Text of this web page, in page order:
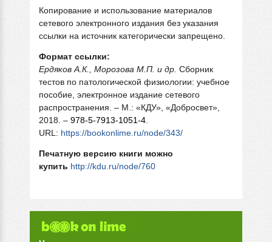
Копирование и использование материалов
сетевого электронного издания без указания
ссылки на источник категорически запрещено.
Формат ссылки:
Ердяков А.К., Морозова М.П. и др. Сборник
тестов по патологической физиологии: учебное
пособие, электронное издание сетевого
распространения. – М.: «КДУ», «Добросвет»,
2018. – 978-5-7913-1051-4
URL: https://bookonlime.ru/node/343/
Печатную версию книги можно
купить http://kdu.ru/node/760